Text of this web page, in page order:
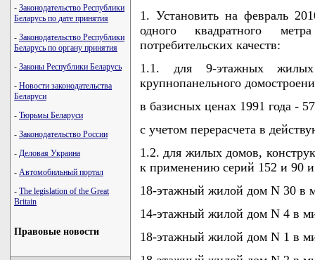
- Законодательство Республики
Беларусь по дате принятия
- Законодательство Республики
Беларусь по органу принятия
- Законы Республики Беларусь
- Новости законодательства
Беларуси
- Тюрьмы Беларуси
- Законодательство России
- Деловая Украина
- Автомобильный портал
- The legislation of the Great
Britain
Правовые новости
1. Установить на февраль
одного квадратного
потребительских качеств:
1.1. для 9-этажных
крупнопанельного
в базисных ценах 1991 года -
с учетом перерасчета в
1.2. для жилых домов,
к применению серий 152 и 90
18-этажный жилой дом N 30 в
14-этажный жилой дом N 4 в
18-этажный жилой дом N 1 в